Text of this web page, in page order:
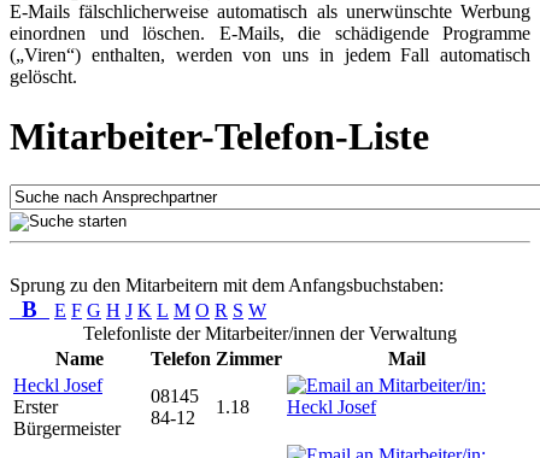
E-Mails fälschlicherweise automatisch als unerwünschte Werbung
einordnen und löschen. E-Mails, die schädigende Programme
(„Viren“) enthalten, werden von uns in jedem Fall automatisch
gelöscht.
Mitarbeiter-Telefon-Liste
Sprung zu den Mitarbeitern mit dem Anfangsbuchstaben:
B E F G H J K L M O R S W
Telefonliste der Mitarbeiter/innen der Verwaltung
Name
Telefon Zimmer
Mail
Heckl Josef
Erster
Bürgermeister
08145
84-12
1.18